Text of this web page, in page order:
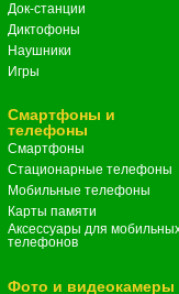
Док-станции
Диктофоны
Наушники
Игры
Смартфоны и
телефоны
Смартфоны
Стационарные телефоны
Мобильные телефоны
Карты памяти
Аксессуары для
телефонов
Фото и видеокамеры